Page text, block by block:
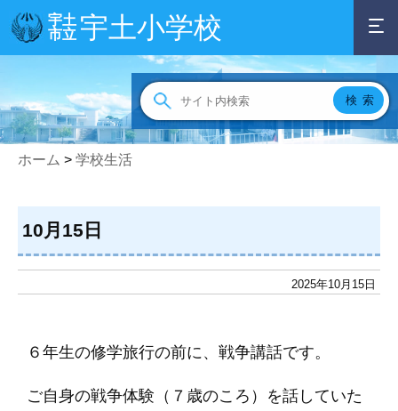
宇土
市立 宇土小学校
ホーム > 学校生活
10月15日
2025年10月15日
６年生の修学旅行の前に、戦争講話です。
ご自身の戦争体験（７歳のころ）を話していた